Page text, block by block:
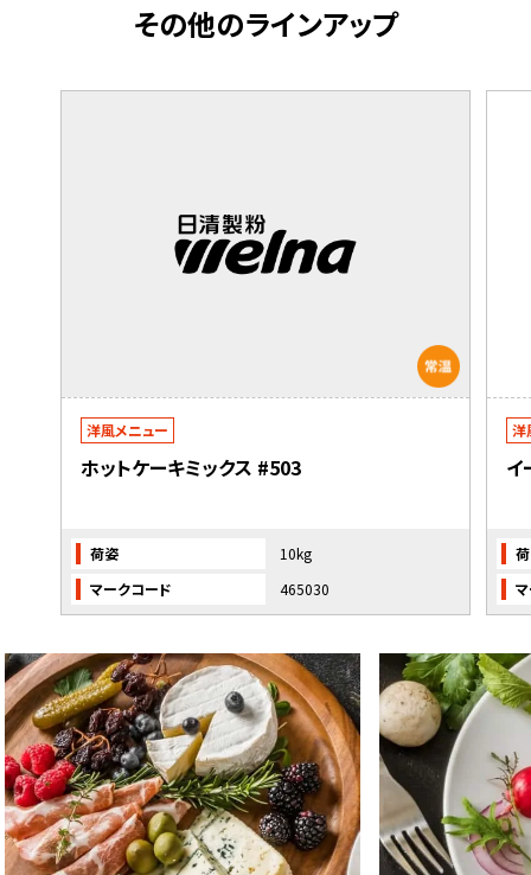
その他のラインアップ
洋風メニュー
ホットケーキミックス #503
荷姿
10kg
マークコード
465030
洋
イ